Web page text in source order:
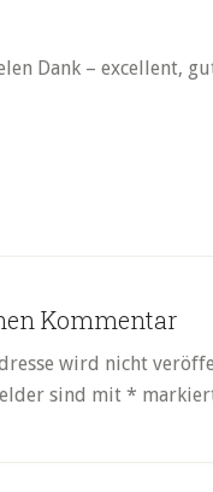
Dank – excellent,
Kommentar
wird nicht
sind mit *